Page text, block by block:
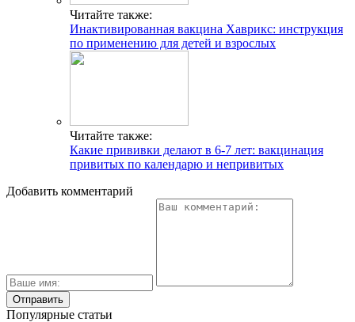
Читайте также:
Инактивированная вакцина Хаврикс: инструкция
по применению для детей и взрослых
Читайте также:
Какие прививки делают в 6-7 лет: вакцинация
привитых по календарю и непривитых
Добавить комментарий
Популярные статьи